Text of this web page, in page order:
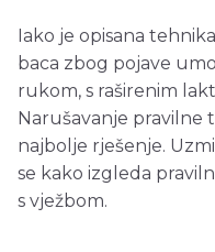
Iako je opisana
baca zbog pojave
rukom, s raširenim
Narušavanje
najbolje rješenje.
se kako izgleda
s vježbom.